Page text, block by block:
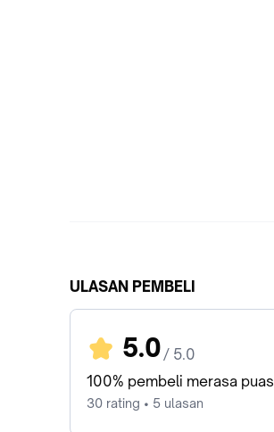
ULASAN PEMBELI
5.0 / 5.0
100% pembeli merasa puas
30 rating • 5 ulasan